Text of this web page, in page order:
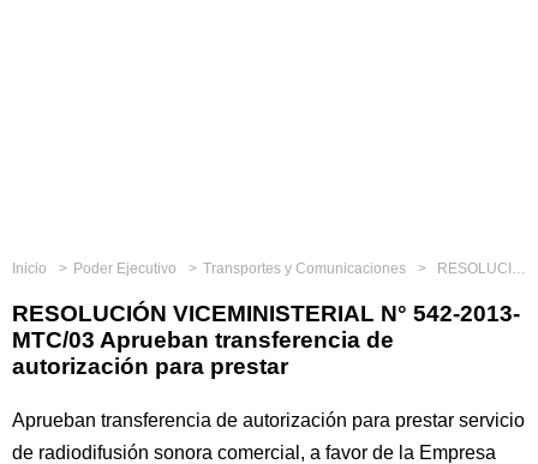
Inicio Poder Ejecutivo Transportes y Comunicaciones RESOLUCIÓN VICEMINISTERIAL N° 542-2013-MTC/03 Aprueban transferencia de autorización para prestar
RESOLUCIÓN VICEMINISTERIAL N° 542-2013-
MTC/03 Aprueban transferencia de
autorización para prestar
Aprueban transferencia de autorización para prestar servicio
de radiodifusión sonora comercial, a favor de la Empresa